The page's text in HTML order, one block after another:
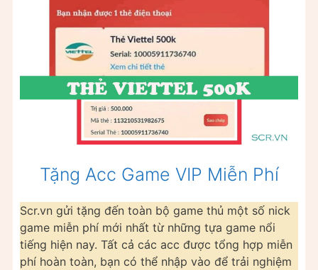
Tặng Acc Game VIP Miễn Phí
Scr.vn gửi tặng đến toàn bộ game thủ một số nick
game miễn phí mới nhất từ những tựa game nổi
tiếng hiện nay. Tất cả các acc được tổng hợp miễn
phí hoàn toàn, bạn có thể nhập vào để trải nghiệm